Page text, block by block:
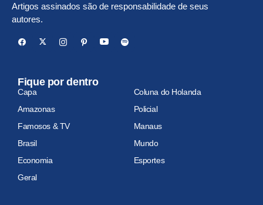
Artigos assinados são de responsabilidade de seus
autores.
Fique por dentro
Capa
Coluna do Holanda
Amazonas
Policial
Famosos & TV
Manaus
Brasil
Mundo
Economia
Esportes
Geral